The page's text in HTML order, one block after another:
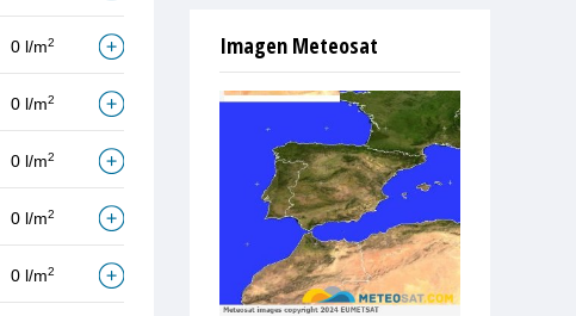
0 l/m2
0 l/m2
0 l/m2
0 l/m2
0 l/m2
Imagen Meteosat